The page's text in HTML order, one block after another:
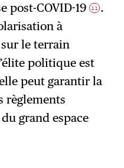
post-COVID-1911 .
à
le terrain
politique est
peut garantir la
règlements
grand espace